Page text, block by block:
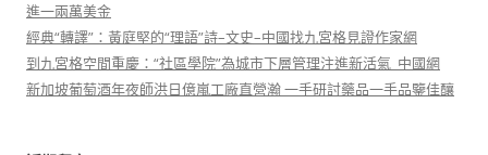
進一兩萬美金
經典“轉譯”：黃庭堅的“理語”詩–文史–中國找九宮格見證作家網
到九宮格空間重慶：“社區學院”為城市下層管理注進新活氣_中國網
新加坡葡萄酒年夜師洪日億嵐工廠直營瀚 一手研討藥品一手品鑒佳釀